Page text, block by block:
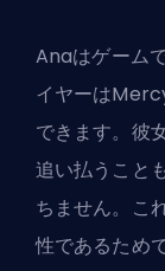
Anaはゲーム
イヤーは
できます。彼
追い払うこと
ちません。こ
性であるため